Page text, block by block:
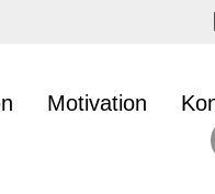
Motivation